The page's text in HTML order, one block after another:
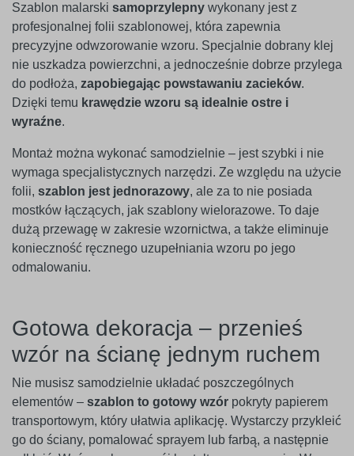
Szablon malarski samoprzylepny wykonany jest z
profesjonalnej folii szablonowej, która zapewnia
precyzyjne odwzorowanie wzoru. Specjalnie dobrany klej
nie uszkadza powierzchni, a jednocześnie dobrze przylega
do podłoża, zapobiegając powstawaniu zacieków.
Dzięki temu krawędzie wzoru są idealnie ostre i
wyraźne.
Montaż można wykonać samodzielnie – jest szybki i nie
wymaga specjalistycznych narzędzi. Ze względu na użycie
folii, szablon jest jednorazowy, ale za to nie posiada
mostków łączących, jak szablony wielorazowe. To daje
dużą przewagę w zakresie wzornictwa, a także eliminuje
konieczność ręcznego uzupełniania wzoru po jego
odmalowaniu.
Gotowa dekoracja – przenieś
wzór na ścianę jednym ruchem
Nie musisz samodzielnie układać poszczególnych
elementów – szablon to gotowy wzór pokryty papierem
transportowym, który ułatwia aplikację. Wystarczy przykleić
go do ściany, pomalować sprayem lub farbą, a następnie